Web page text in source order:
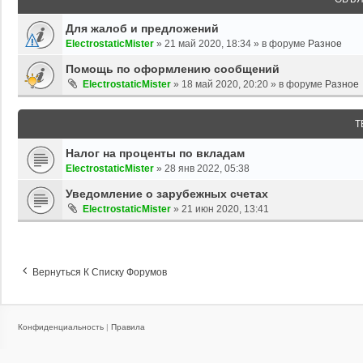
Для жалоб и предложений
ElectrostaticMister » 21 май 2020, 18:34 » в форуме Разное
Помощь по оформлению сообщений
ElectrostaticMister » 18 май 2020, 20:20 » в форуме Разное
Налог на проценты по вкладам
ElectrostaticMister » 28 янв 2022, 05:38
Уведомление о зарубежных счетах
ElectrostaticMister » 21 июн 2020, 13:41
Вернуться К Списку Форумов
Конфиденциальность | Правила